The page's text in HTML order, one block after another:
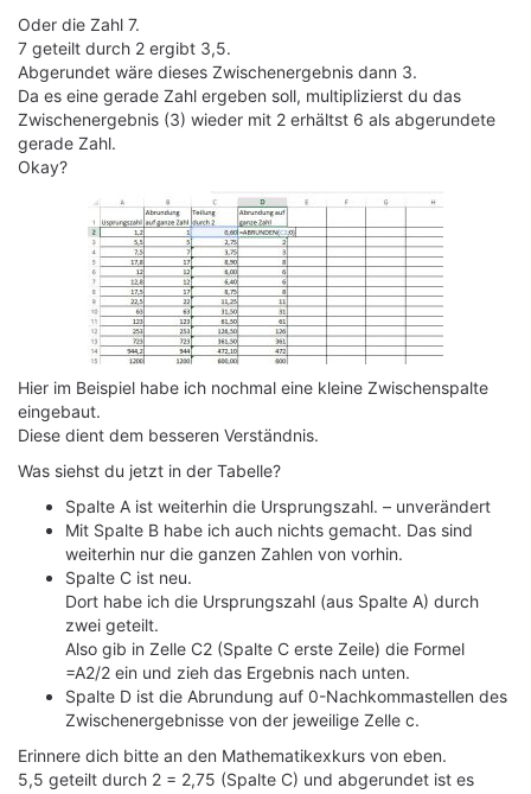
Oder die Zahl 7.
7 geteilt durch 2 ergibt 3,5.
Abgerundet wäre dieses Zwischenergebnis dann 3.
Da es eine gerade Zahl ergeben soll, multiplizierst du das
Zwischenergebnis (3) wieder mit 2 erhältst 6 als abgerundete
gerade Zahl.
Okay?
Hier im Beispiel habe ich nochmal eine kleine Zwischenspalte
eingebaut.
Diese dient dem besseren Verständnis.
Was siehst du jetzt in der Tabelle?
Spalte A ist weiterhin die Ursprungszahl. – unverändert
Mit Spalte B habe ich auch nichts gemacht. Das sind
weiterhin nur die ganzen Zahlen von vorhin.
Spalte C ist neu.
Dort habe ich die Ursprungszahl (aus Spalte A) durch
zwei geteilt.
Also gib in Zelle C2 (Spalte C erste Zeile) die Formel
=A2/2 ein und zieh das Ergebnis nach unten.
Spalte D ist die Abrundung auf 0-Nachkommastellen des
Zwischenergebnisse von der jeweilige Zelle c.
Erinnere dich bitte an den Mathematikexkurs von eben.
5,5 geteilt durch 2 = 2,75 (Spalte C) und abgerundet ist es